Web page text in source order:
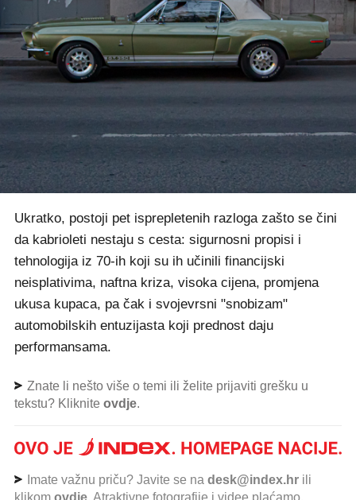
Ukratko, postoji pet isprepletenih razloga zašto se čini
da kabrioleti nestaju s cesta: sigurnosni propisi i
tehnologija iz 70-ih koji su ih učinili financijski
neisplativima, naftna kriza, visoka cijena, promjena
ukusa kupaca, pa čak i svojevrsni "snobizam"
automobilskih entuzijasta koji prednost daju
performansama.
Znate li nešto više o temi ili želite prijaviti grešku u
tekstu? Kliknite ovdje.
Imate važnu priču? Javite se na desk@index.hr ili
klikom ovdje. Atraktivne fotografije i videe plaćamo.